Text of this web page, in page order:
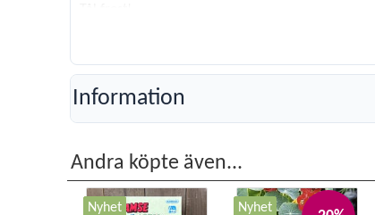
Groningstid: 4-6 dagar
Information
Andra köpte även...
Nyhet Nyhet